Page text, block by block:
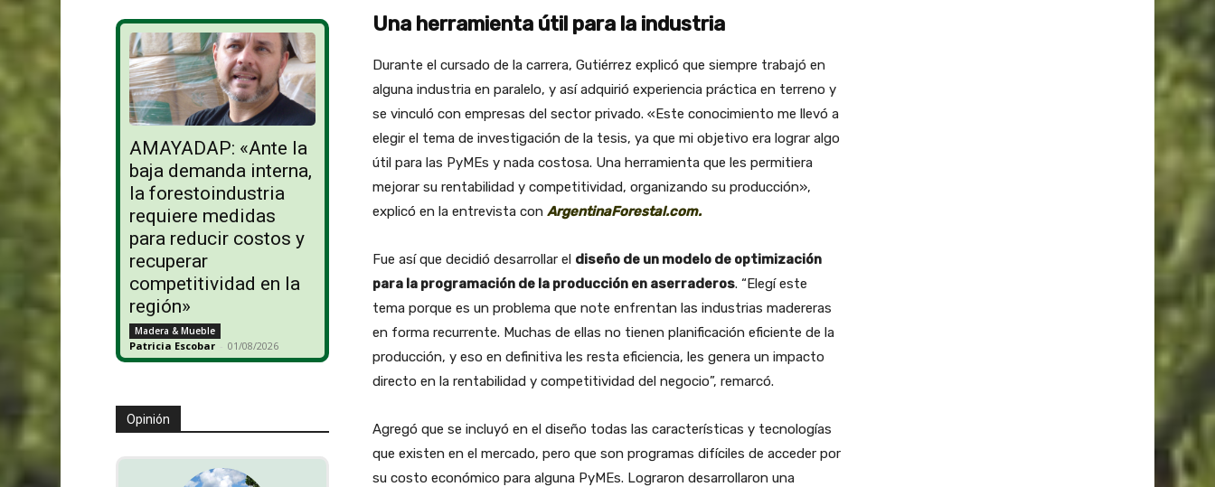
AMAYADAP: «Ante la
baja demanda interna,
la forestoindustria
requiere medidas
para reducir costos y
recuperar
competitividad en la
región»
Madera & Mueble
Patricia Escobar - 01/08/2026
Opinión
Una herramienta útil para la industria
Durante el cursado de la carrera, Gutiérrez explicó que siempre trabajó en
alguna industria en paralelo, y así adquirió experiencia práctica en terreno y
se vinculó con empresas del sector privado. «Este conocimiento me llevó a
elegir el tema de investigación de la tesis, ya que mi objetivo era lograr algo
útil para las PyMEs y nada costosa. Una herramienta que les permitiera
mejorar su rentabilidad y competitividad, organizando su producción»,
explicó en la entrevista con ArgentinaForestal.com.
Fue así que decidió desarrollar el diseño de un modelo de optimización
para la programación de la producción en aserraderos. “Elegí este
tema porque es un problema que note enfrentan las industrias madereras
en forma recurrente. Muchas de ellas no tienen planificación eficiente de la
producción, y eso en definitiva les resta eficiencia, les genera un impacto
directo en la rentabilidad y competitividad del negocio”, remarcó.
Agregó que se incluyó en el diseño todas las características y tecnologías
que existen en el mercado, pero que son programas difíciles de acceder por
su costo económico para alguna PyMEs. Lograron desarrollaron una